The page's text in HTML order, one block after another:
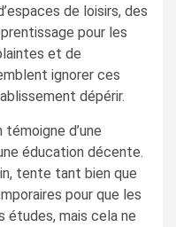
de loisirs, des
pour les
et de
ignorer ces
dépérir.
d’une
éducation décente.
tente tant bien que
pour que les
études, mais cela ne